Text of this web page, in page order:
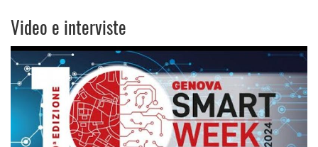
Video e interviste